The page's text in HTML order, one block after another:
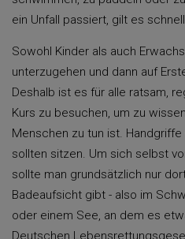
ein Unfall passiert, gilt es
Sowohl Kinder als auch
unterzugehen und dann auf
Deshalb ist es für alle ratsam,
Kurs zu besuchen, um zu
Menschen zu tun ist.
sollten sitzen. Um sich selbst
sollte man grundsätzlich nur
Badeaufsicht gibt - also im
oder einem See, an dem es
Deutschen